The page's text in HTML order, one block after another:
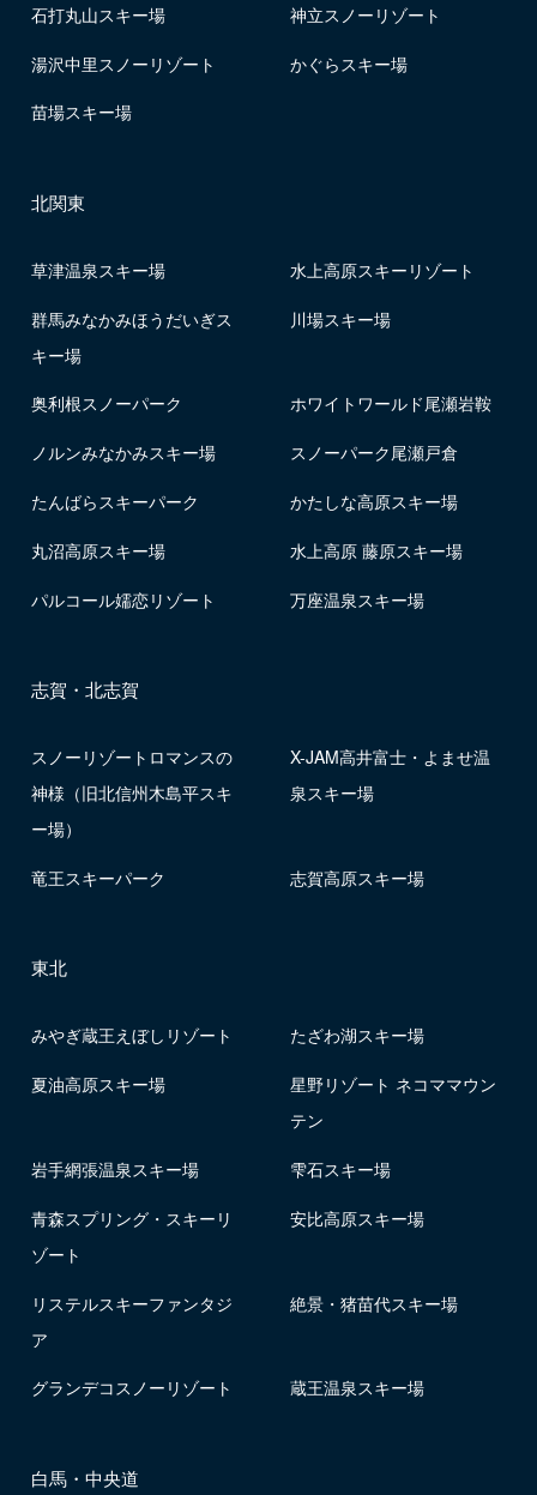
石打丸山スキー場 神立スノーリゾート
湯沢中里スノーリゾート かぐらスキー場
苗場スキー場
北関東
草津温泉スキー場 水上高原スキーリゾート
群馬みなかみほうだいぎス
キー場
川場スキー場
奥利根スノーパーク ホワイトワールド尾瀬岩鞍
ノルンみなかみスキー場 スノーパーク尾瀬戸倉
たんばらスキーパーク かたしな高原スキー場
丸沼高原スキー場 水上高原 藤原スキー場
パルコール嬬恋リゾート 万座温泉スキー場
志賀・北志賀
スノーリゾートロマンスの
神様（旧北信州木島平スキ
ー場）
X-JAM高井富士・よませ温
泉スキー場
竜王スキーパーク 志賀高原スキー場
東北
みやぎ蔵王えぼしリゾート たざわ湖スキー場
夏油高原スキー場
星野リゾート ネコママウン
テン
岩手網張温泉スキー場 雫石スキー場
青森スプリング・スキーリ
ゾート
安比高原スキー場
リステルスキーファンタジ
ア
絶景・猪苗代スキー場
グランデコスノーリゾート 蔵王温泉スキー場
白馬・中央道